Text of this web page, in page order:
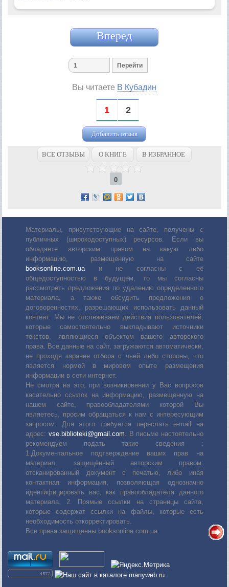
Вперед
Вы читаете В Кубадин
1 2
Добавить отзыв
ВСЕ ОТЗЫВЫ О КНИГЕ В ИЗБРАННОЕ
0
Материалы, присутствующие на сайте, получены с
публичных (широкодоступных) ресурсов. Если вы
обладаете авторским правом на какую либо
информацию, размещенную на сайте
booksonline.com.uaи не согласны с её
общедоступностью в будущем, то мы согласны
рассмотреть предложения по удалению определенного
материала, а также обсудить предложения о
договоренностях, разрешающих использовать данный
контент. Мы не отслеживаем действия пользователей,
которые самостоятельно выкладывают источники
текстов, являющиеся объектом вашего авторского
права. Все данные на сайт, загружаются автоматически,
не проходя заранее отбора с чьей либо стороны, что
является нормой в мировом опыте размещения
информации в сети интернет.
Не смотря на это, при возникновении у Вас вопросов
касательно ссылок на информацию, размещенную на
нашем сайте, правообладателями которой Вы
являетесь, просим обращаться к нам с интересующим
запросом. Для этого требуется переслать е-mail на
адрес: vse.biblioteki@gmail.com. В письме настоятельно
рекомендуем подать такие сведения :
1.Документальное подтверждение ваших прав на
материал, защищённый авторским правом:
отсканированный документ с печатью, либо иная
контактная информация, позволяющая однозначно
идентифицировать вас, как правообладателя данного
материала. 2. Прямые ссылки на страницы сайта,
которые содержат ссылки на файлы, которые есть
необходимость откорректировать.
Все права защищенны booksonline.com.ua